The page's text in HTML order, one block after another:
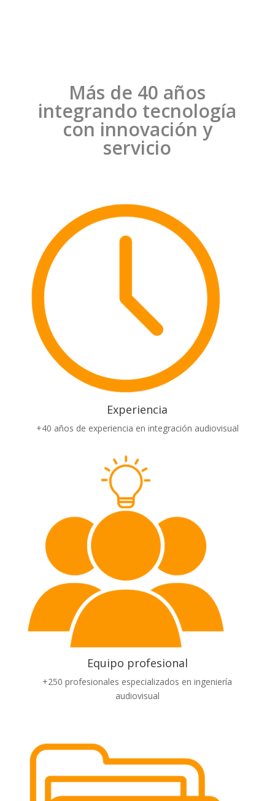
Más de 40 años
integrando tecnología
con innovación y
servicio
Experiencia
+40 años de experiencia en integración audiovisual
Equipo profesional
+250 profesionales especializados en ingeniería
audiovisual